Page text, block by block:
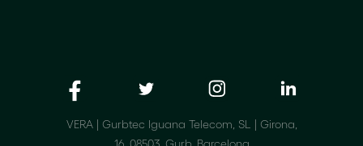
VERA | Gurbtec Iguana Telecom, SL | Girona,